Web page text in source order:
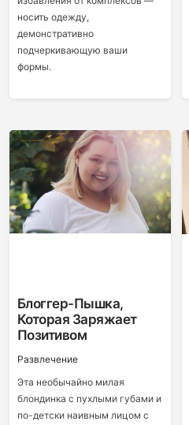
носить одежду,
демонстративно
подчеркивающую ваши
формы.
Блоггер-Пышка,
Которая Заряжает
Позитивом
Развлечение
Эта необычайно милая
блондинка с пухлыми губами и
по-детски наивным лицом с